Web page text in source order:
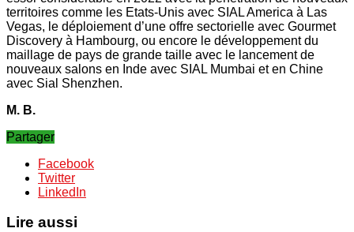
territoires comme les Etats-Unis avec SIAL America à Las
Vegas, le déploiement d’une offre sectorielle avec Gourmet
Discovery à Hambourg, ou encore le développement du
maillage de pays de grande taille avec le lancement de
nouveaux salons en Inde avec SIAL Mumbai et en Chine
avec Sial Shenzhen.
M. B.
Partager
Facebook
Twitter
LinkedIn
Lire aussi